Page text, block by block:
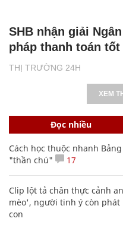
THỊ TRƯỜNG 24H
SHB nhận giải
pháp thanh toán tốt
XEM
Đọc nhiều
Cách học thuộc nhanh
"thần chú"
17
Clip lột tả chân thực cảnh
mèo', người tinh ý còn
con